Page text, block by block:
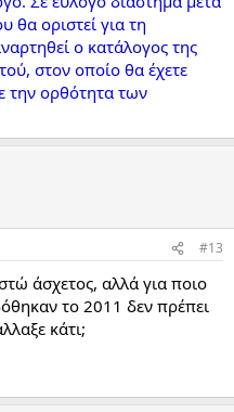
θα οριστεί για τη
ο κατάλογος της
στον οποίο θα έχετε
την ορθότητα των
#13
άσχετος, αλλά για ποιο
το 2011 δεν πρέπει
κάτι;